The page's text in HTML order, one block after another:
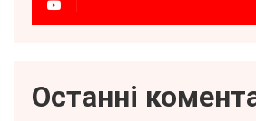
Останні